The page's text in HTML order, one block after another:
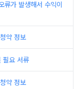
가 발생해서 수익이
약 정보
필요 서류
약 정보